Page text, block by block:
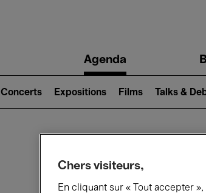
navigationAgenda
Concerts Expositions Films Talks &
Ce qui
Chers visiteurs,
En cliquant sur « Tout accepter